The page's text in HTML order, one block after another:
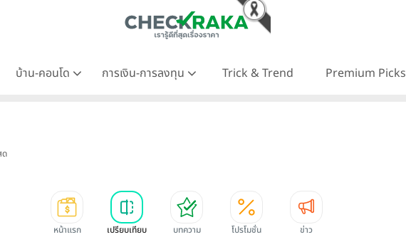
บ้าน-คอนโด การเงิน-การลงทุน Trick & Trend Premium Picks
ด
หน้าแรก เปรียบเทียบ บทความ โปรโมชั่น ข่าว